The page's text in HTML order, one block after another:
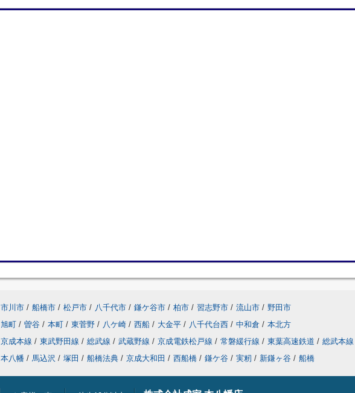
市川市 / 船橋市 / 松戸市 / 八千代市 / 鎌ケ谷市 / 柏市 / 習志野市 / 流山市 / 野田市
旭町 / 曽谷 / 本町 / 東菅野 / 八ケ崎 / 西船 / 大金平 / 八千代台西 / 中和倉 / 本北方
京成本線 / 東武野田線 / 総武線 / 武蔵野線 / 京成電鉄松戸線 / 常磐緩行線 / 東葉高速鉄道 / 総武本線
本八幡 / 馬込沢 / 塚田 / 船橋法典 / 京成大和田 / 西船橋 / 鎌ケ谷 / 実籾 / 新鎌ヶ谷 / 船橋